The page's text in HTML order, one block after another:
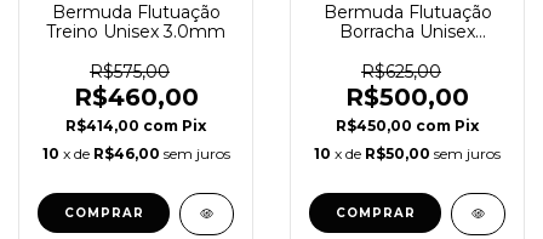
Bermuda Flutuação
Treino Unisex 3.0mm
R$575,00
R$460,00
R$414,00 com Pix
10 x de R$46,00 sem juros
COMPRAR
Bermuda Flutuação
Borracha Unisex
R$625,00
R$500,00
R$450,00 com Pix
10 x de R$50,00 sem juros
COMPRAR